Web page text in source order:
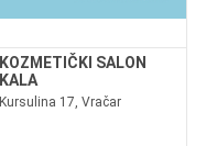
KOZMETIČKI SALON
KALA
Kursulina 17, Vračar